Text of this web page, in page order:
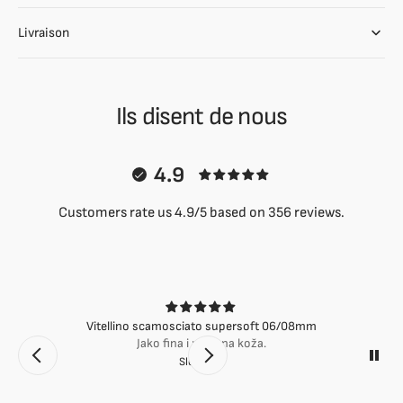
Livraison
Ils disent de nous
4.9
Customers rate us 4.9/5 based on 356 reviews.
Vitellino scamosciato supersoft 06/08mm
Jako fina i mekana koža.
Slobodan